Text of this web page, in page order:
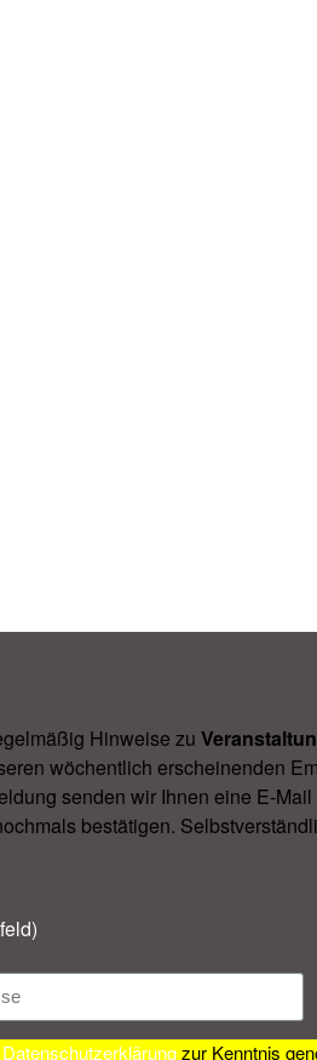
Hinweise zu
wöchentlich erscheinenden
senden wir Ihnen eine E-
bestätigen.
Datenschutzerklärungzur Kenntnis